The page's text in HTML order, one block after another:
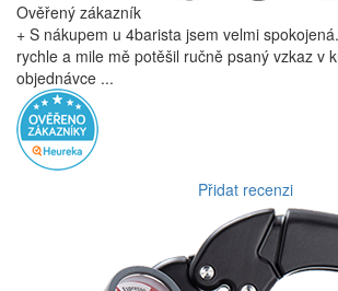
Ověřený zákazník
+ S nákupem u 4barista jsem velmi
rychle a mile mě potěšil ručně psaný vzkaz v
objednávce ...
Přidat recenzi